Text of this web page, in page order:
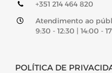
+351 214 464 820
Atendimento ao
9:30 - 12:30 | 14:00 -
POLÍTICA DE